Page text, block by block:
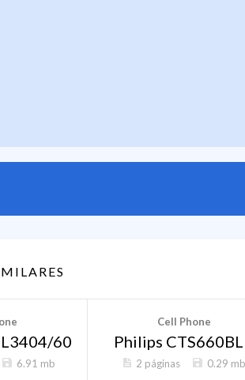
60
6.91 mb
Cell Phone
Philips
2 páginas 0.29 mb